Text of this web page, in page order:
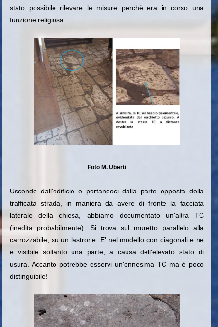
stato possibile rilevare le misure perchè era in corso una
funzione religiosa.
Foto M. Uberti
Uscendo dall'edificio e portandoci dalla parte opposta della
trafficata strada, in maniera da avere di fronte la facciata
laterale della chiesa, abbiamo documentato un'altra TC
(inedita probabilmente). Si trova sul muretto parallelo alla
carrozzabile, su un lastrone. E' nel modello con diagonali e ne
è visibile soltanto una parte, a causa dell'elevato stato di
usura. Accanto potrebbe esservi un'ennesima TC ma è poco
distinguibile!